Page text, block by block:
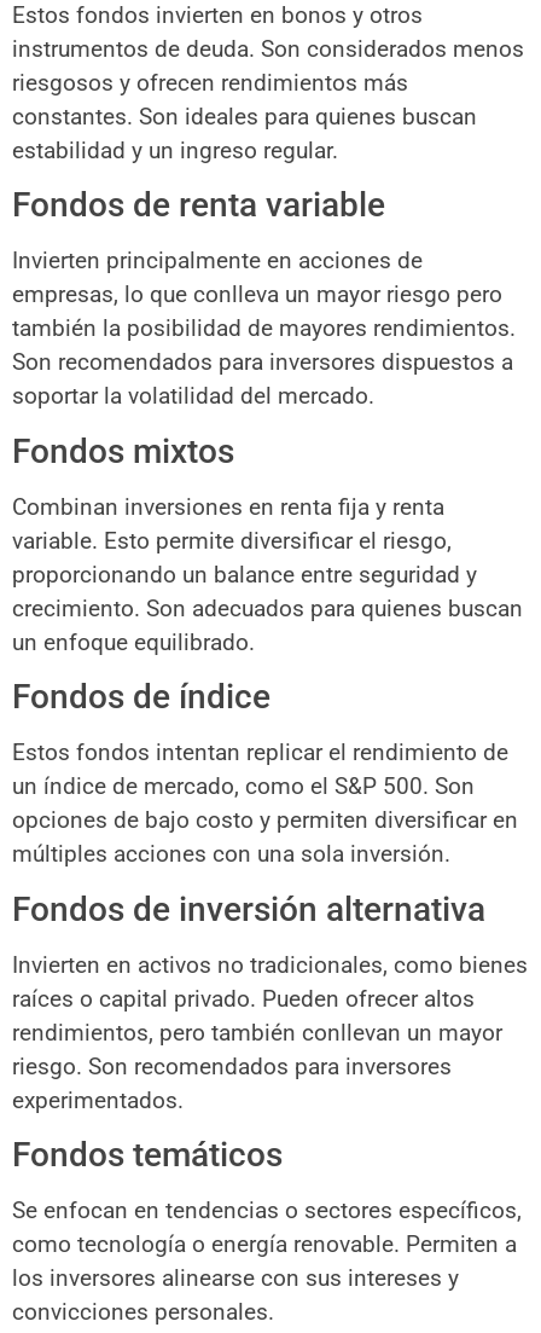
Estos fondos invierten en bonos y otros
instrumentos de deuda. Son considerados menos
riesgosos y ofrecen rendimientos más
constantes. Son ideales para quienes buscan
estabilidad y un ingreso regular.
Fondos de renta variable
Invierten principalmente en acciones de
empresas, lo que conlleva un mayor riesgo pero
también la posibilidad de mayores rendimientos.
Son recomendados para inversores dispuestos a
soportar la volatilidad del mercado.
Fondos mixtos
Combinan inversiones en renta fija y renta
variable. Esto permite diversificar el riesgo,
proporcionando un balance entre seguridad y
crecimiento. Son adecuados para quienes buscan
un enfoque equilibrado.
Fondos de índice
Estos fondos intentan replicar el rendimiento de
un índice de mercado, como el S&P 500. Son
opciones de bajo costo y permiten diversificar en
múltiples acciones con una sola inversión.
Fondos de inversión alternativa
Invierten en activos no tradicionales, como bienes
raíces o capital privado. Pueden ofrecer altos
rendimientos, pero también conllevan un mayor
riesgo. Son recomendados para inversores
experimentados.
Fondos temáticos
Se enfocan en tendencias o sectores específicos,
como tecnología o energía renovable. Permiten a
los inversores alinearse con sus intereses y
convicciones personales.